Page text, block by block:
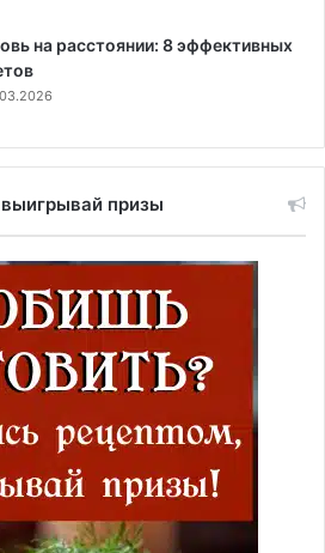
на расстоянии: 8 эффективных
призы